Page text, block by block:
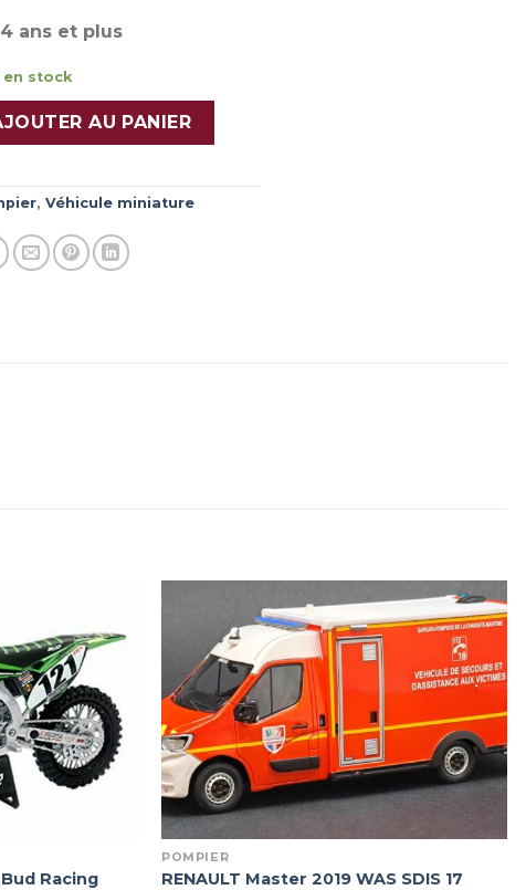
ans et plus
en stock
Master 2019 TIB VSAV SDIS 25 DOUBS
AU PANIER
,Véhicule miniature
Racing
POMPIER
RENAULT Master 2019 WAS SDIS 17